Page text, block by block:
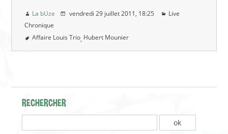
La bUze vendredi 29 juillet 2011 , 18:25
Live
Chronique
Affaire Louis Trio Hubert Mounier
RECHERCHER